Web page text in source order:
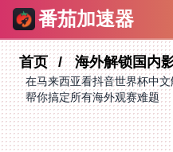
番茄加速器
首页 海外解锁国内
在马来西亚看抖音世界杯中
帮你搞定所有海外观赛难题